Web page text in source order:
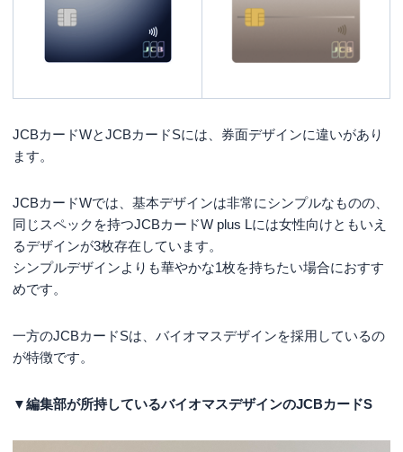
JCBカードWとJCBカードSには、券面デザインに違いがあり
ます。
JCBカードWでは、基本デザインは非常にシンプルなものの、
同じスペックを持つJCBカードW plus Lには女性向けともいえ
るデザインが3枚存在しています。
シンプルデザインよりも華やかな1枚を持ちたい場合におすす
めです。
一方のJCBカードSは、バイオマスデザインを採用しているの
が特徴です。
▼編集部が所持しているバイオマスデザインのJCBカードS